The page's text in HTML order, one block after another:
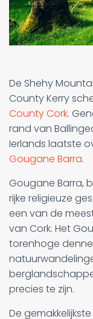
De Shehy
County Kerry
County Cork.
rand van
Ierlands laatste
Gougane Barra.
Gougane Barra,
rijke religieuze
een van de
van Cork. Het
torenhoge
precies te zijn.
De